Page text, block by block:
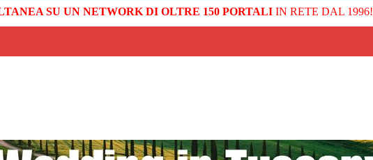
SU UN NETWORK DI OLTRE 150 PORTALIIN RETE DAL 1996!